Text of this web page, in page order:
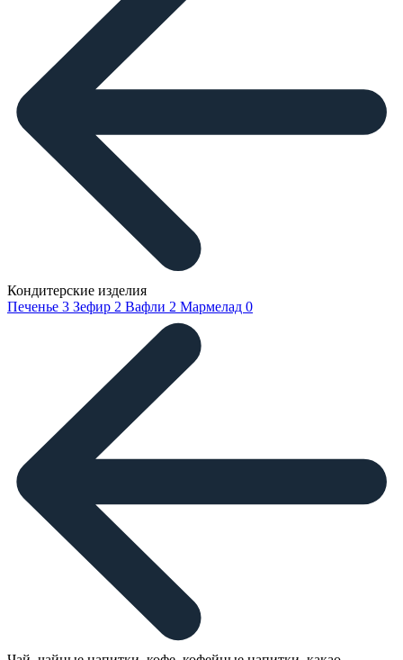
Кондитерские изделия
Печенье 3 Зефир 2 Вафли 2 Мармелад 0